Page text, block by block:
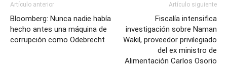
Artículo anterior
Bloomberg: Nunca nadie había
hecho antes una máquina de
corrupción como Odebrecht
Artículo siguiente
Fiscalía intensifica
investigación sobre Naman
Wakil, proveedor privilegiado
del ex ministro de
Alimentación Carlos Osorio